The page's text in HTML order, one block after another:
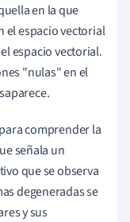
en la que
el espacio vectorial
espacio vectorial.
"nulas" en el
comprender la
señala un
que se observa
degeneradas se
y sus